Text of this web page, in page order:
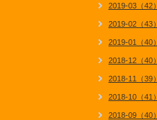
2019-03（42）
2019-02（43）
2019-01（40）
2018-12（40）
2018-11（39）
2018-10（41）
2018-09（40）